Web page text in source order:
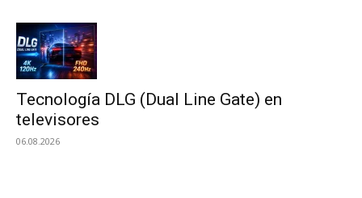
Tecnología DLG (Dual Line Gate) en
televisores
06.08.2026